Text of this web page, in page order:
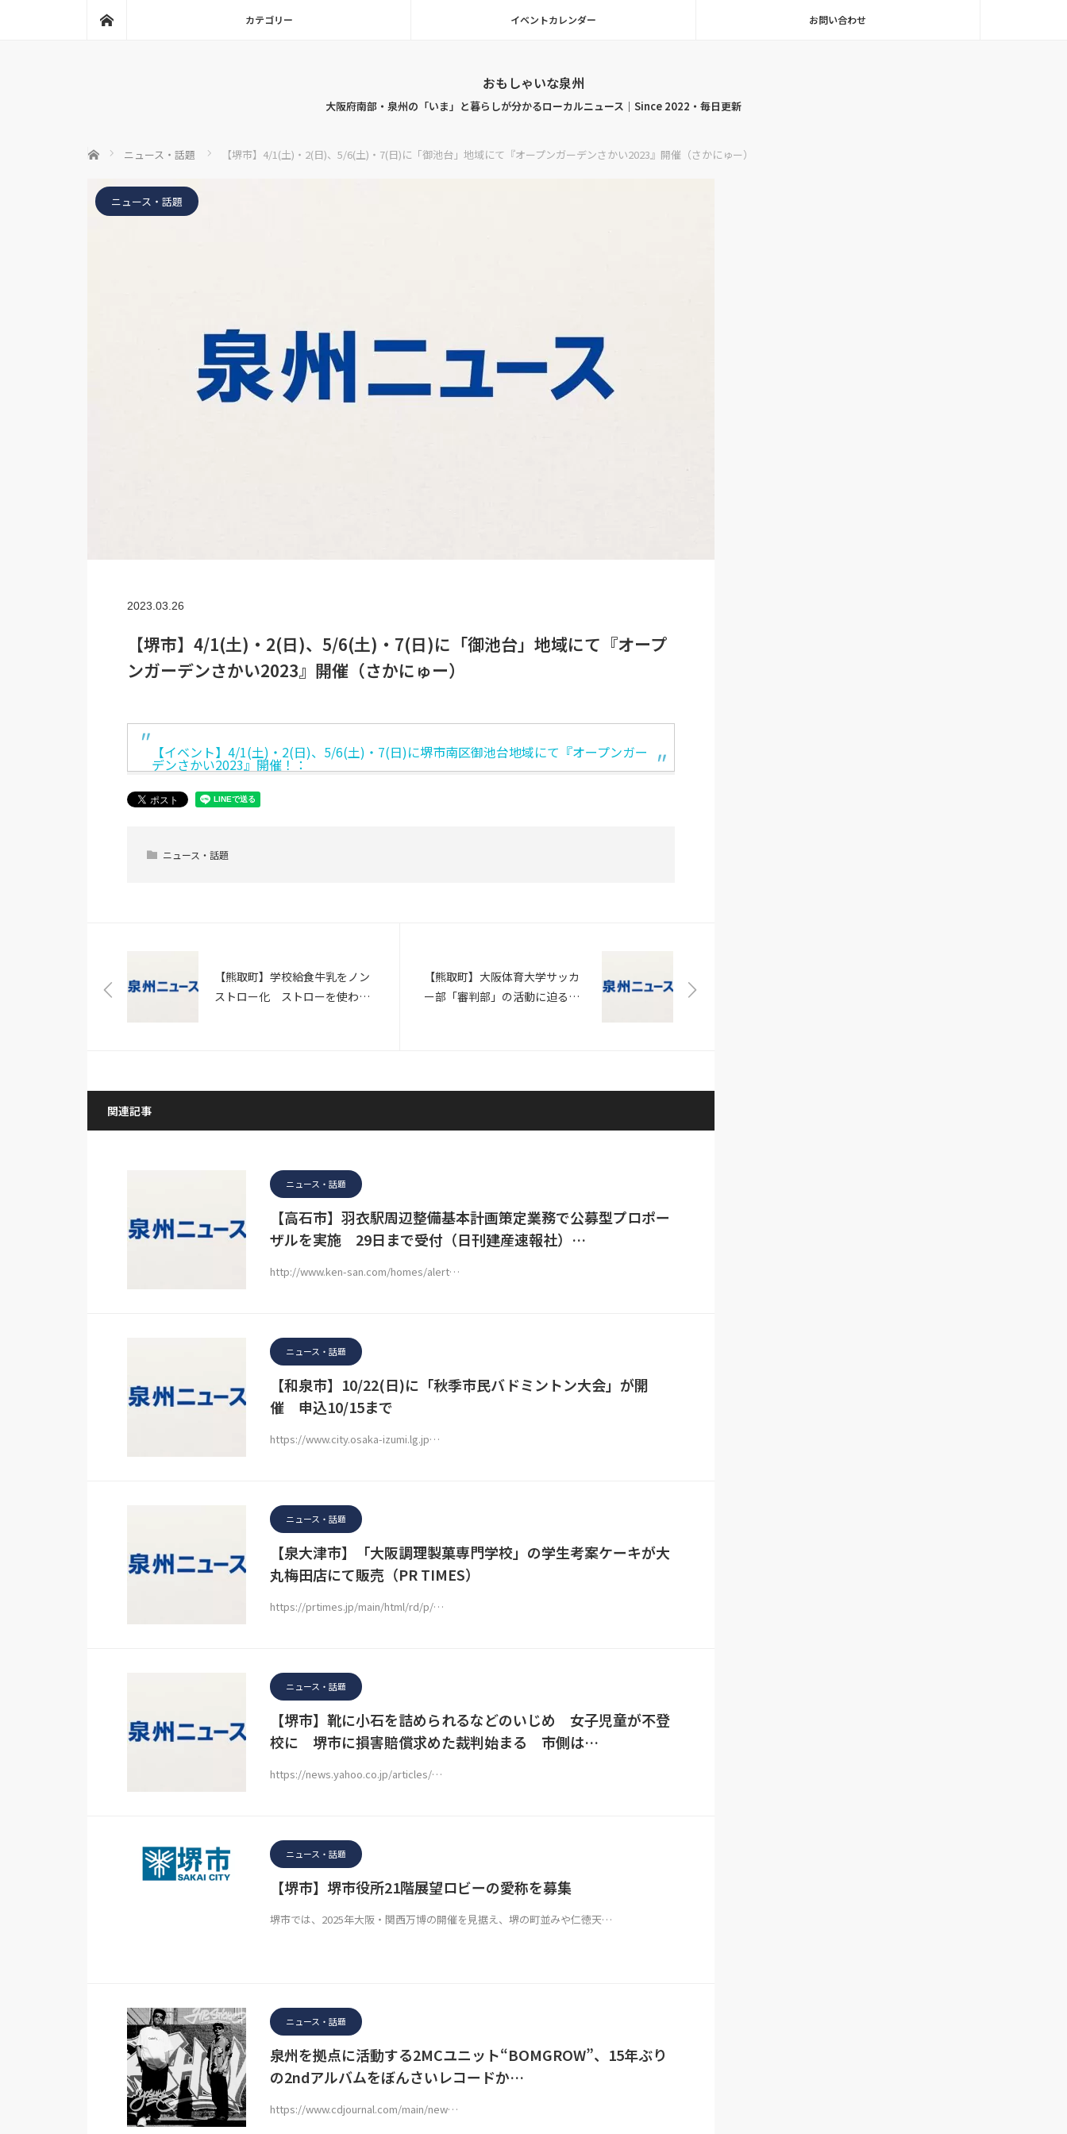
カテゴリー イベントカレンダー お問い合わせ
おもしゃいな泉州
大阪府南部・泉州の「いま」と暮らしが分かるローカルニュース｜Since 2022・毎日更新
ホーム ニュース・話題 【堺市】4/1(土)・2(日)、5/6(土)・7(日)に「御池台」地域にて『オープンガーデンさかい2023』開催（さかにゅー）
ニュース・話題
2023.03.26
【堺市】4/1(土)・2(日)、5/6(土)・7(日)に「御池台」地域にて『オープ
ンガーデンさかい2023』開催（さかにゅー）
【イベント】4/1(土)・2(日)、5/6(土)・7(日)に堺市南区御池台地域にて『オープンガー
デンさかい2023』開催！：
ニュース・話題
【熊取町】学校給食牛乳をノン
ストロー化 ストローを使わず
【熊取町】大阪体育大学サッカ
ー部「審判部」の活動に迫る！
関連記事
ニュース・話題
【高石市】羽衣駅周辺整備基本計画策定業務で公募型プロポー
ザルを実施 29日まで受付（日刊建産速報社）…
http://www.ken-san.com/homes/alert…
ニュース・話題
【和泉市】10/22(日)に「秋季市民バドミントン大会」が開
催 申込10/15まで
https://www.city.osaka-izumi.lg.jp…
ニュース・話題
【泉大津市】「大阪調理製菓専門学校」の学生考案ケーキが大
丸梅田店にて販売（PR TIMES）
https://prtimes.jp/main/html/rd/p/…
ニュース・話題
【堺市】靴に小石を詰められるなどのいじめ 女子児童が不登
校に 堺市に損害賠償求めた裁判始まる 市側は…
https://news.yahoo.co.jp/articles/…
ニュース・話題
【堺市】堺市役所21階展望ロビーの愛称を募集
堺市では、2025年大阪・関西万博の開催を見据え、堺の町並みや仁徳天…
ニュース・話題
泉州を拠点に活動する2MCユニット“BOMGROW”、15年ぶり
の2ndアルバムをぼんさいレコードか…
https://www.cdjournal.com/main/new…